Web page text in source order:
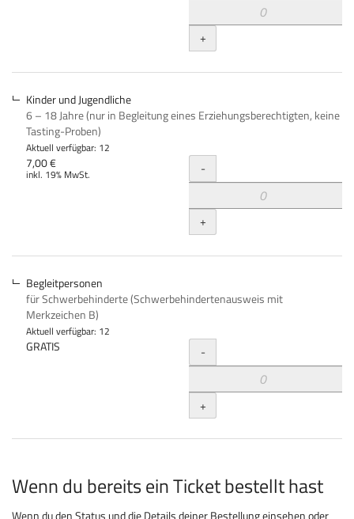
+
Kinder und Jugendliche
6 – 18 Jahre (nur in Begleitung eines Erziehungsberechtigten, keine
Tasting-Proben)
Aktuell verfügbar: 12
7,00 €
inkl. 19% MwSt. Menge
-
+
Begleitpersonen
für Schwerbehinderte (Schwerbehindertenausweis mit
Merkzeichen B)
Aktuell verfügbar: 12
GRATIS Menge
-
+
Wenn du bereits ein Ticket bestellt hast